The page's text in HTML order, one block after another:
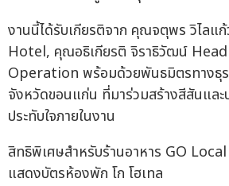
งานนี้ได้รับเกียรติจาก คุณจตุพร วิไลแ
Hotel, คุณอธิเกียรติ จิราธิวัฒน์
Operation พร้อมด้วยพันธมิตรทางธุ
จังหวัดขอนแก่น ที่มาร่วมสร้างสีสันและ
ประทับใจภายในงาน
สิทธิพิเศษสำหรับร้านอาหาร GO
แสดงบัตรห้องพัก โก โฮเทล